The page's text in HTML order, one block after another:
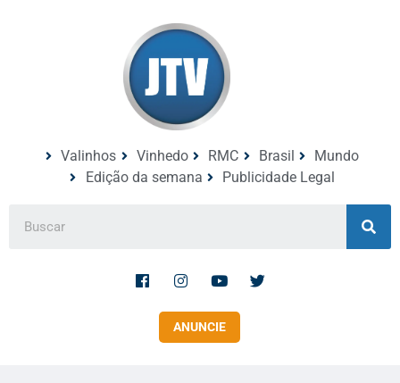
Valinhos Vinhedo RMC Brasil
Mundo
Edição da semana
Publicidade Legal
ANUNCIE